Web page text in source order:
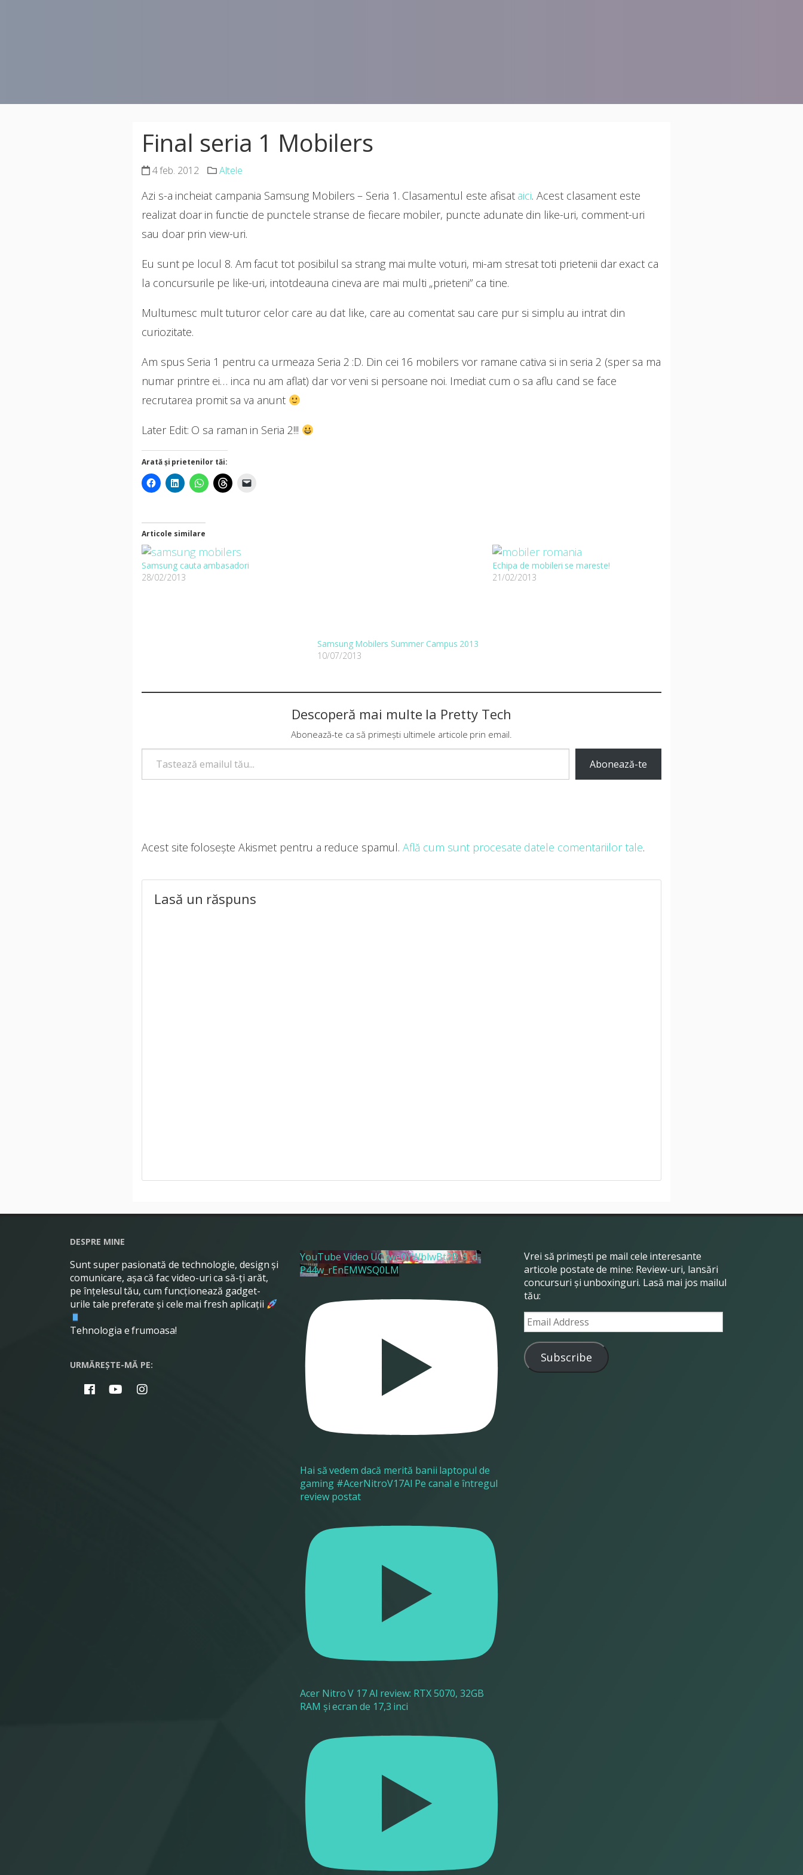
Final seria 1 Mobilers
4 feb. 2012 Altele
Azi s-a incheiat campania Samsung Mobilers – Seria 1. Clasamentul este afisat aici. Acest clasament este
realizat doar in functie de punctele stranse de fiecare mobiler, puncte adunate din like-uri, comment-uri
sau doar prin view-uri.
Eu sunt pe locul 8. Am facut tot posibilul sa strang mai multe voturi, mi-am stresat toti prietenii dar exact ca
la concursurile pe like-uri, intotdeauna cineva are mai multi „prieteni” ca tine.
Multumesc mult tuturor celor care au dat like, care au comentat sau care pur si simplu au intrat din
curiozitate.
Am spus Seria 1 pentru ca urmeaza Seria 2 :D. Din cei 16 mobilers vor ramane cativa si in seria 2 (sper sa ma
numar printre ei… inca nu am aflat) dar vor veni si persoane noi. Imediat cum o sa aflu cand se face
recrutarea promit sa va anunt
Later Edit: O sa raman in Seria 2!!!
Arată și prietenilor tăi:
Articole similare
Samsung cauta ambasadori
28/02/2013
Samsung Mobilers Summer Campus 2013
10/07/2013
Echipa de mobileri se mareste!
21/02/2013
Descoperă mai multe la Pretty Tech
Abonează-te ca să primești ultimele articole prin email.
Tastează emailul tău...
Abonează-te
Lasă un răspuns
Acest site folosește Akismet pentru a reduce spamul. Află cum sunt procesate datele comentariilor tale.
DESPRE MINE
Sunt super pasionată de technologie, design și
comunicare, așa că fac video-uri ca să-ți arăt,
pe înțelesul tău, cum funcționează gadget-
urile tale preferate și cele mai fresh aplicații
Tehnologia e frumoasa!
URMĂREȘTE-MĂ PE:
YouTube Video UCzwe0YWblwBt2B_9_d-
P44w_rEnEMWSQ0LM
Hai să vedem dacă merită banii laptopul de
gaming #AcerNitroV17AI Pe canal e întregul
review postat
Acer Nitro V 17 AI review: RTX 5070, 32GB
RAM și ecran de 17,3 inci
Vrei să primești pe mail cele interesante
articole postate de mine: Review-uri, lansări
concursuri și unboxinguri. Lasă mai jos mailul
tău:
Email
Address
Subscribe